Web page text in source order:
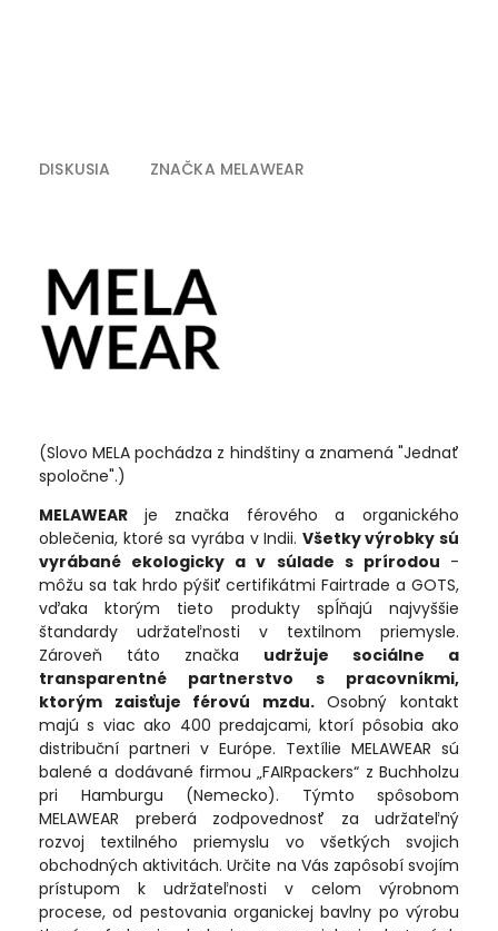
DISKUSIA ZNAČKA MELAWEAR
(Slovo MELA pochádza z hindštiny a znamená "Jednať
spoločne".)
MELAWEAR je značka férového a organického
oblečenia, ktoré sa vyrába v Indii. Všetky výrobky sú
vyrábané ekologicky a v súlade s prírodou -
môžu sa tak hrdo pýšiť certifikátmi Fairtrade a GOTS,
vďaka ktorým tieto produkty spĺňajú najvyššie
štandardy udržateľnosti v textilnom priemysle.
Zároveň táto značka udržuje sociálne a
transparentné partnerstvo s pracovníkmi,
ktorým zaisťuje férovú mzdu.Osobný kontakt
majú s viac ako 400 predajcami, ktorí pôsobia ako
distribuční partneri v Európe. Textílie MELAWEAR sú
balené a dodávané firmou „FAIRpackers“ z Buchholzu
pri Hamburgu (Nemecko). Týmto spôsobom
MELAWEAR preberá zodpovednosť za udržateľný
rozvoj textilného priemyslu vo všetkých svojich
obchodných aktivitách. Určite na Vás zapôsobí svojím
prístupom k udržateľnosti v celom výrobnom
procese, od pestovania organickej bavlny po výrobu